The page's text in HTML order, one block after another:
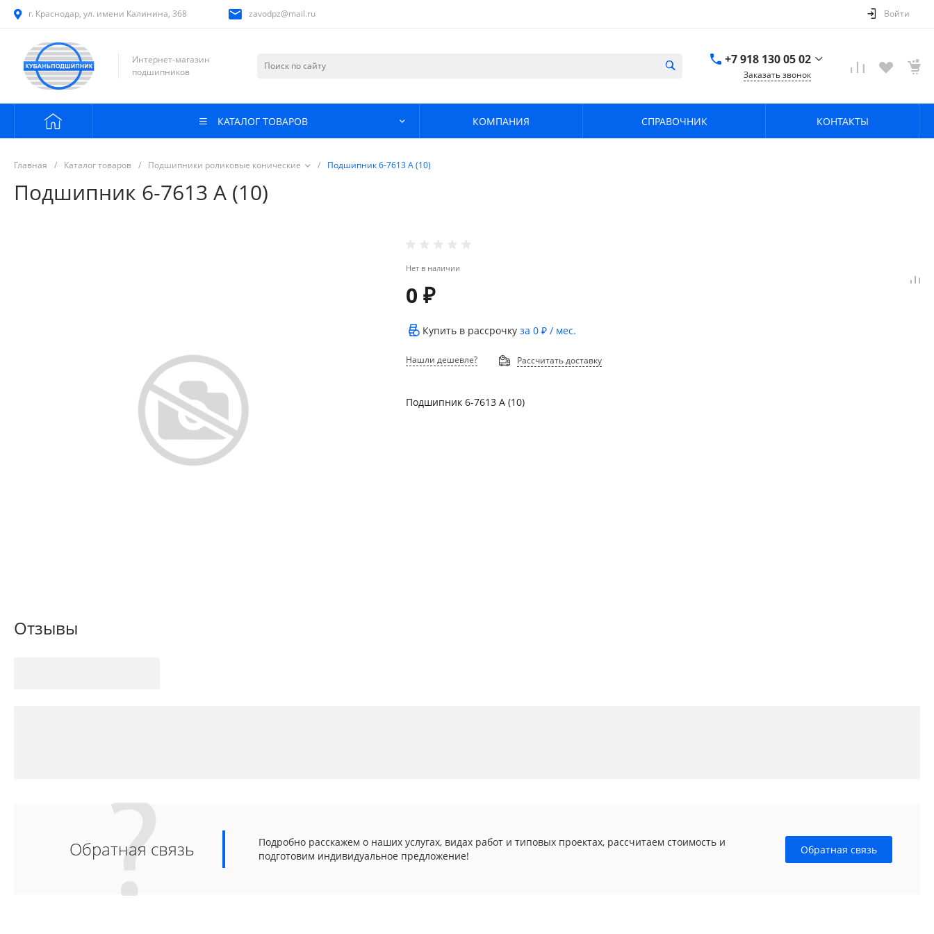
г. Краснодар, ул. имени Калинина, 368 zavodpz@mail.ru Войти
Интернет-магазин
подшипников
+7 918 130 05 02
Заказать звонок
КАТАЛОГ ТОВАРОВ КОМПАНИЯ СПРАВОЧНИК КОНТАКТЫ
Главная / Каталог товаров / Подшипники роликовые конические / Подшипник 6-7613 А (10)
Подшипник 6-7613 А (10)
Нет в наличии
0 ₽
Купить в рассрочкуза0 ₽ / мес.
Нашли дешевле? Рассчитать доставку
Подшипник 6-7613 А (10)
Отзывы
Обратная связь
Подробно расскажем о наших услугах, видах работ и типовых проектах, рассчитаем стоимость и
подготовим индивидуальное предложение!
Обратная связь